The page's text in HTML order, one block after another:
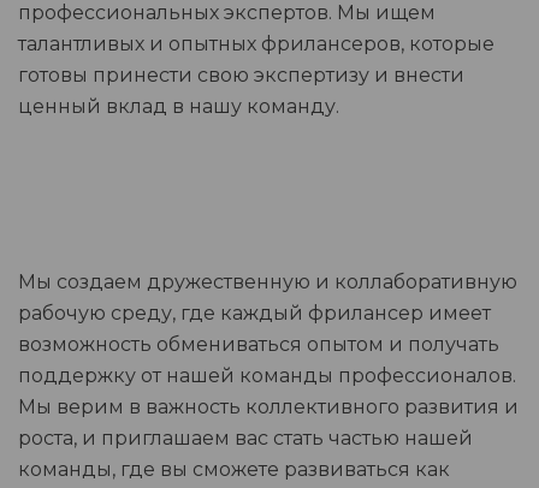
профессиональных экспертов. Мы ищем
талантливых и опытных фрилансеров, которые
готовы принести свою экспертизу и внести
ценный вклад в нашу команду.
Мы создаем дружественную и коллаборативную
рабочую среду, где каждый фрилансер имеет
возможность обмениваться опытом и получать
поддержку от нашей команды профессионалов.
Мы верим в важность коллективного развития и
роста, и приглашаем вас стать частью нашей
команды, где вы сможете развиваться как